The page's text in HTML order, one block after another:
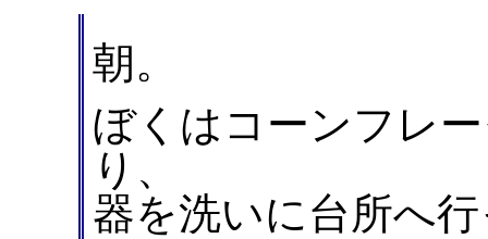
朝。
ぼくはコーンフレ
り、
器を洗いに台所へ